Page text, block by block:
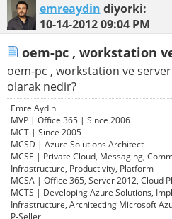
emreaydin diyorki:
10-14-201209:04 PM
oem-pc , workstation
oem-pc , workstation ve
olarak nedir?
Emre Aydın
MVP | Office 365 | Since 2006
MCT | Since 2005
MCSD | Azure Solutions Architect
MCSE | Private Cloud, Messaging,
Infrastructure, Productivity, Platform
MCSA | Office 365, Server 2012, Cloud
MCTS | Developing Azure Solutions,
Infrastructure, Architecting Microsoft